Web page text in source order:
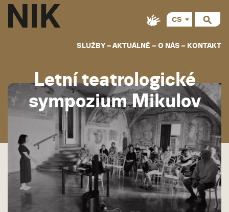
SLUŽBY AKTUÁLNĚ O NÁS KONTAKT
CS
Letní teatrologické
sympozium Mikulov